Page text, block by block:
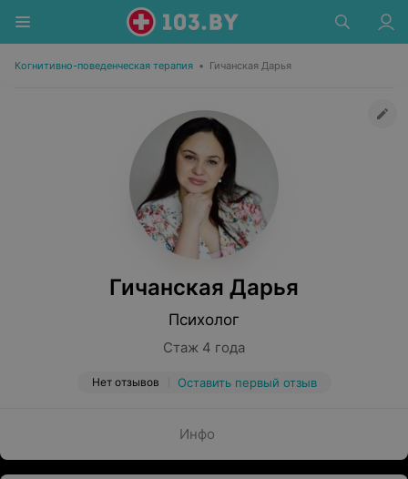
Когнитивно-поведенческая терапия • Гичанская Дарья
Гичанская Дарья
Психолог
Стаж 4 года
Нет отзывов Оставить первый отзыв
Инфо